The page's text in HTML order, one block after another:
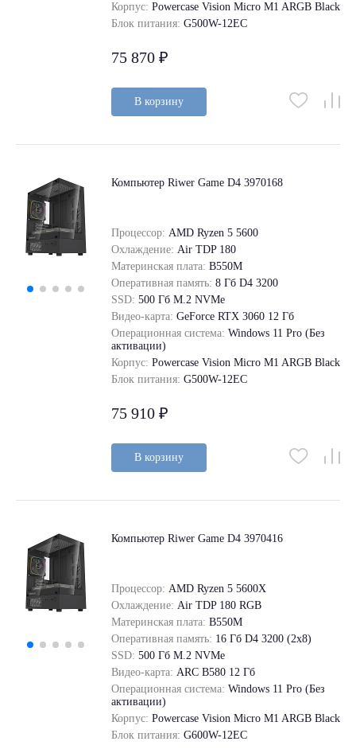
Корпус: Powercase Vision Micro M1 ARGB Black
Блок питания: G500W-12EC
75 870 ₽
В корзину
Компьютер Riwer Game D4 3970168
Процессор: AMD Ryzen 5 5600
Охлаждение: Air TDP 180
Материнская плата: B550M
Оперативная память: 8 Гб D4 3200
SSD: 500 Гб M.2 NVMe
Видео-карта: GeForce RTX 3060 12 Гб
Операционная система: Windows 11 Pro (Без
активации)
Корпус: Powercase Vision Micro M1 ARGB Black
Блок питания: G500W-12EC
75 910 ₽
В корзину
Компьютер Riwer Game D4 3970416
Процессор: AMD Ryzen 5 5600X
Охлаждение: Air TDP 180 RGB
Материнская плата: B550M
Оперативная память: 16 Гб D4 3200 (2x8)
SSD: 500 Гб M.2 NVMe
Видео-карта: ARC B580 12 Гб
Операционная система: Windows 11 Pro (Без
активации)
Корпус: Powercase Vision Micro M1 ARGB Black
Блок питания: G600W-12EC